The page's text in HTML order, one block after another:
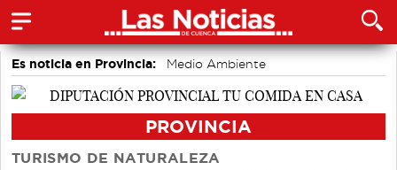
Es noticia en Provincia:
Medio Ambiente
accidentes laborales
PROVINCIA
TURISMO DE NATURALEZA